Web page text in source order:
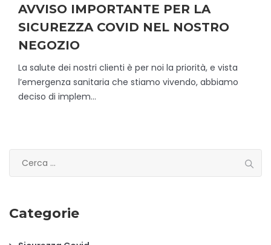
AVVISO IMPORTANTE PER LA
SICUREZZA COVID NEL NOSTRO
NEGOZIO
La salute dei nostri clienti è per noi la priorità, e vista
l’emergenza sanitaria che stiamo vivendo, abbiamo
deciso di implem...
per:
Categorie